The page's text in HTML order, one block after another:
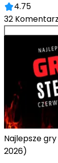
4.75
32
Najlepsze
2026)